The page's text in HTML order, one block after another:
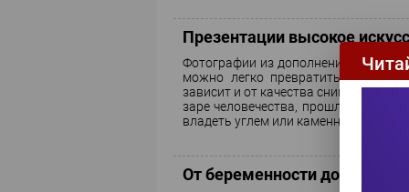
Презентации высокое
Фотографии из дополнения к
можно легко превратить в
зависит и от качества снимков, и
заре человечества, прошло сквозь
владеть углем или каменным
От беременности до школы